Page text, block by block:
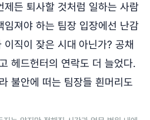
든 퇴사할 것처럼 일하는 사람
임져야 하는 팀장 입장에선 난감
직이 잦은 시대 아닌가? 공채
헤드헌터의 연락도 더 늘었다.
불안에 떠는 팀장들 흰머리도